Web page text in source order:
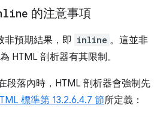
的注意事項
非預期結果，即 inline 。這並非
HTML 剖析器有其限制。
段落內時，HTML 剖析器會強制先
標準第 13.2.6.4.7 節所定義：